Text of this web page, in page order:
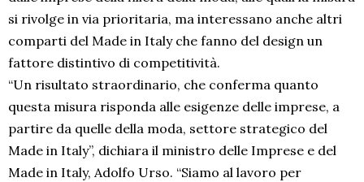
si rivolge in via prioritaria, ma interessano anche altri
comparti del Made in Italy che fanno del design un
fattore distintivo di competitività.
“Un risultato straordinario, che conferma quanto
questa misura risponda alle esigenze delle imprese, a
partire da quelle della moda, settore strategico del
Made in Italy”, dichiara il ministro delle Imprese e del
Made in Italy, Adolfo Urso. “Siamo al lavoro per